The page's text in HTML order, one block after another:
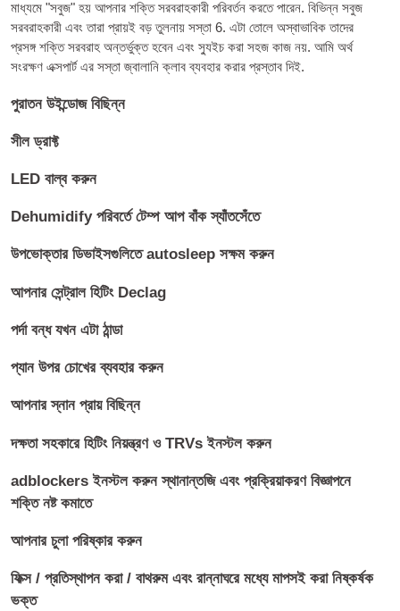
মাধ্যমে "সবুজ" হয় আপনার শক্তি সরবরাহকারী পরিবর্তন করতে পারেন. বিভিন্ন সবুজ
সরবরাহকারী এবং তারা প্রায়ই বড় তুলনায় সস্তা 6. এটা তোলে অস্বাভাবিক তাদের
প্রসঙ্গ শক্তি সরবরাহ অন্তর্ভুক্ত হবেন এবং স্যুইচ করা সহজ কাজ নয়. আমি অর্থ
সংরক্ষণ এক্সপার্ট এর সস্তা জ্বালানি ক্লাব ব্যবহার করার প্রস্তাব দিই.
পুরাতন উইন্ডোজ বিছিন্ন
সীল ড্রাফ্ট
LED বাল্ব করুন
Dehumidify পরিবর্তে টেম্প আপ বাঁক স্যাঁতসেঁতে
উপভোক্তার ডিভাইসগুলিতে autosleep সক্ষম করুন
আপনার সেন্ট্রাল হিটিং Declag
পর্দা বন্ধ যখন এটা ঠান্ডা
প্যান উপর চোখের ব্যবহার করুন
আপনার স্নান প্রায় বিছিন্ন
দক্ষতা সহকারে হিটিং নিয়ন্ত্রণ ও TRVs ইনস্টল করুন
adblockers ইনস্টল করুন স্থানান্তজি এবং প্রক্রিয়াকরণ বিজ্ঞাপনে
শক্তি নষ্ট কমাতে
আপনার চুলা পরিষ্কার করুন
ফিক্স / প্রতিস্থাপন করা / বাথরুম এবং রান্নাঘরে মধ্যে মাপসই করা নিষ্কর্ষক
ভক্ত